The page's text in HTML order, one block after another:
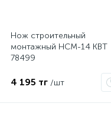
Нож строительный
монтажный НСМ-14 КВТ
78499
4 195 тг /шт